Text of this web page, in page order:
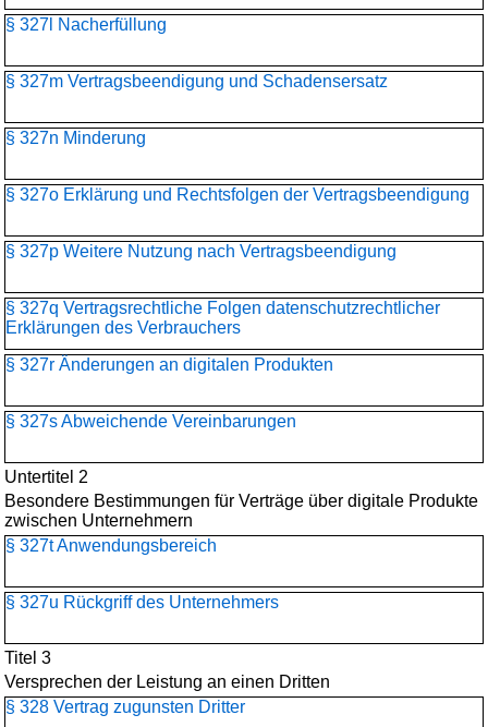
§ 327l Nacherfüllung
§ 327m Vertragsbeendigung und Schadensersatz
§ 327n Minderung
§ 327o Erklärung und Rechtsfolgen der Vertragsbeendigung
§ 327p Weitere Nutzung nach Vertragsbeendigung
§ 327q Vertragsrechtliche Folgen datenschutzrechtlicher
Erklärungen des Verbrauchers
§ 327r Änderungen an digitalen Produkten
§ 327s Abweichende Vereinbarungen
Untertitel 2
Besondere Bestimmungen für Verträge über digitale Produkte
zwischen Unternehmern
§ 327t Anwendungsbereich
§ 327u Rückgriff des Unternehmers
Titel 3
Versprechen der Leistung an einen Dritten
§ 328 Vertrag zugunsten Dritter